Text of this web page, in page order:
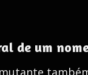
de um